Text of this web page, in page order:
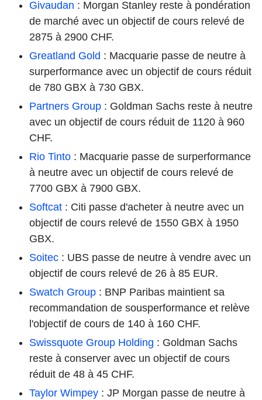
Givaudan : Morgan Stanley reste à pondération
de marché avec un objectif de cours relevé de
2875 à 2900 CHF.
Greatland Gold : Macquarie passe de neutre à
surperformance avec un objectif de cours réduit
de 780 GBX à 730 GBX.
Partners Group : Goldman Sachs reste à neutre
avec un objectif de cours réduit de 1120 à 960
CHF.
Rio Tinto : Macquarie passe de surperformance
à neutre avec un objectif de cours relevé de
7700 GBX à 7900 GBX.
Softcat : Citi passe d'acheter à neutre avec un
objectif de cours relevé de 1550 GBX à 1950
GBX.
Soitec : UBS passe de neutre à vendre avec un
objectif de cours relevé de 26 à 85 EUR.
Swatch Group : BNP Paribas maintient sa
recommandation de sousperformance et relève
l'objectif de cours de 140 à 160 CHF.
Swissquote Group Holding : Goldman Sachs
reste à conserver avec un objectif de cours
réduit de 48 à 45 CHF.
Taylor Wimpey : JP Morgan passe de neutre à